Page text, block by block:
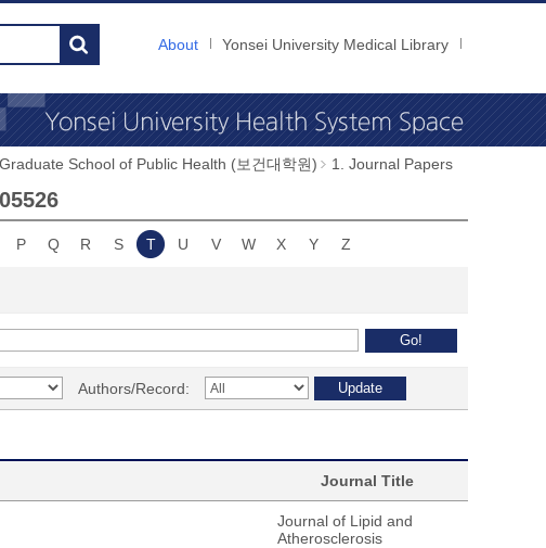
About Yonsei University Medical Library
Graduate School of Public Health (보건대학원) 1. Journal Papers
P Q R S T U V W X Y Z
Authors/Record:
Journal Title
Journal of Lipid and
Atherosclerosis